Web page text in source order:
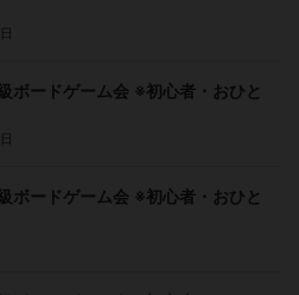
ボードゲーム会 ※初心者・おひと
ボードゲーム会 ※初心者・おひと